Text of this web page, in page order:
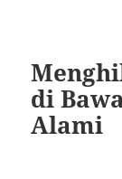
di
Alami